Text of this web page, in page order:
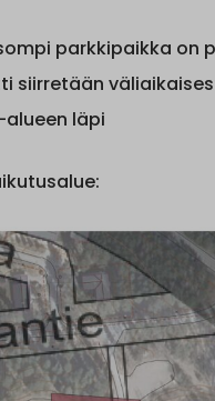
parkkipaikka on
siirretään
läpi